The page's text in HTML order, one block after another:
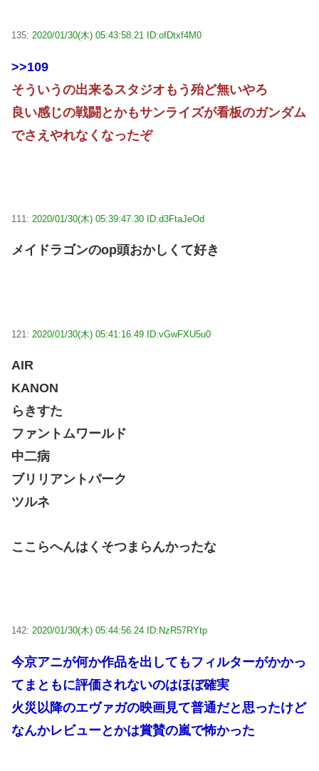
135: 2020/01/30(木) 05:43:58.21 ID:ofDtxf4M0
>>109
そういうの出来るスタジオもう殆ど無いやろ
良い感じの戦闘とかもサンライズが看板のガンダム
でさえやれなくなったぞ
111: 2020/01/30(木) 05:39:47.30 ID:d3FtaJeOd
メイドラゴンのop頭おかしくて好き
121: 2020/01/30(木) 05:41:16.49 ID:vGwFXU5u0
AIR
KANON
らきすた
ファントムワールド
中二病
ブリリアントパーク
ツルネ
ここらへんはくそつまらんかったな
142: 2020/01/30(木) 05:44:56.24 ID:NzR57RYtp
今京アニが何か作品を出してもフィルターがかかっ
てまともに評価されないのはほぼ確実
火災以降のエヴァガの映画見て普通だと思ったけど
なんかレビューとかは賞賛の嵐で怖かった